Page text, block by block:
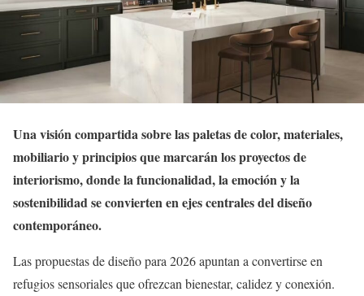
Una visión compartida sobre las paletas de color, materiales,
mobiliario y principios que marcarán los proyectos de
interiorismo, donde la funcionalidad, la emoción y la
sostenibilidad se convierten en ejes centrales del diseño
contemporáneo.
Las propuestas de diseño para 2026 apuntan a convertirse en
refugios sensoriales que ofrezcan bienestar, calidez y conexión.